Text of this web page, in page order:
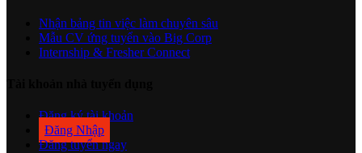
Nhận bảng tin việc làm chuyên sâu
Mẫu CV ứng tuyển vào Big Corp
Internship & Fresher Connect
Đăng ký tài khoản
Đăng Nhập
Đăng tuyển ngay